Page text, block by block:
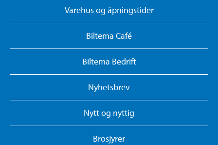
Varehus og åpningstider
Biltema Café
Biltema Bedrift
Nyhetsbrev
Nytt og nyttig
Brosjyrer